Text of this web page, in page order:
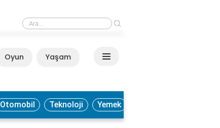
Sülfit hangi besinlerde bulunur?
Oyun Yaşam
Otomobil Teknoloji Yemek